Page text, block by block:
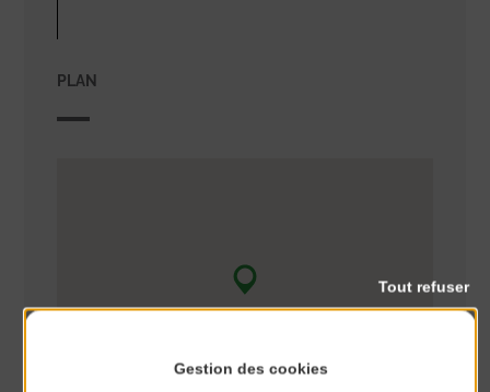
PLAN
Gestion des cookies
Tout refuser